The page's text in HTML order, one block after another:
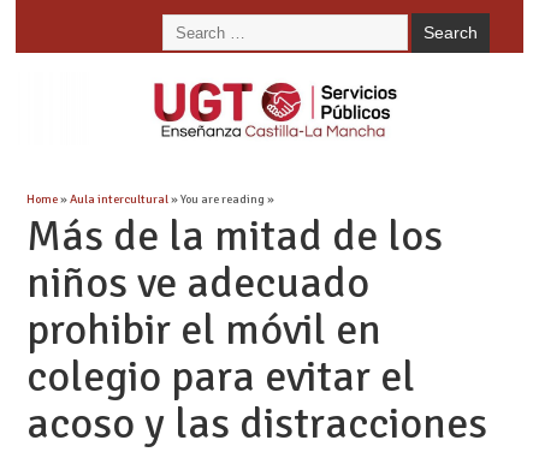
Home»Aula intercultural» You are reading »
Más de la mitad de los
niños ve adecuado
prohibir el móvil en
colegio para evitar el
acoso y las distracciones